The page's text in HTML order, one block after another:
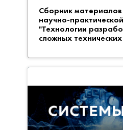
Сборник материалов
научно-
"Технологии
сложных